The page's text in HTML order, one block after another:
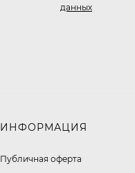
данных
ИНФОРМАЦИЯ
Публичная оферта